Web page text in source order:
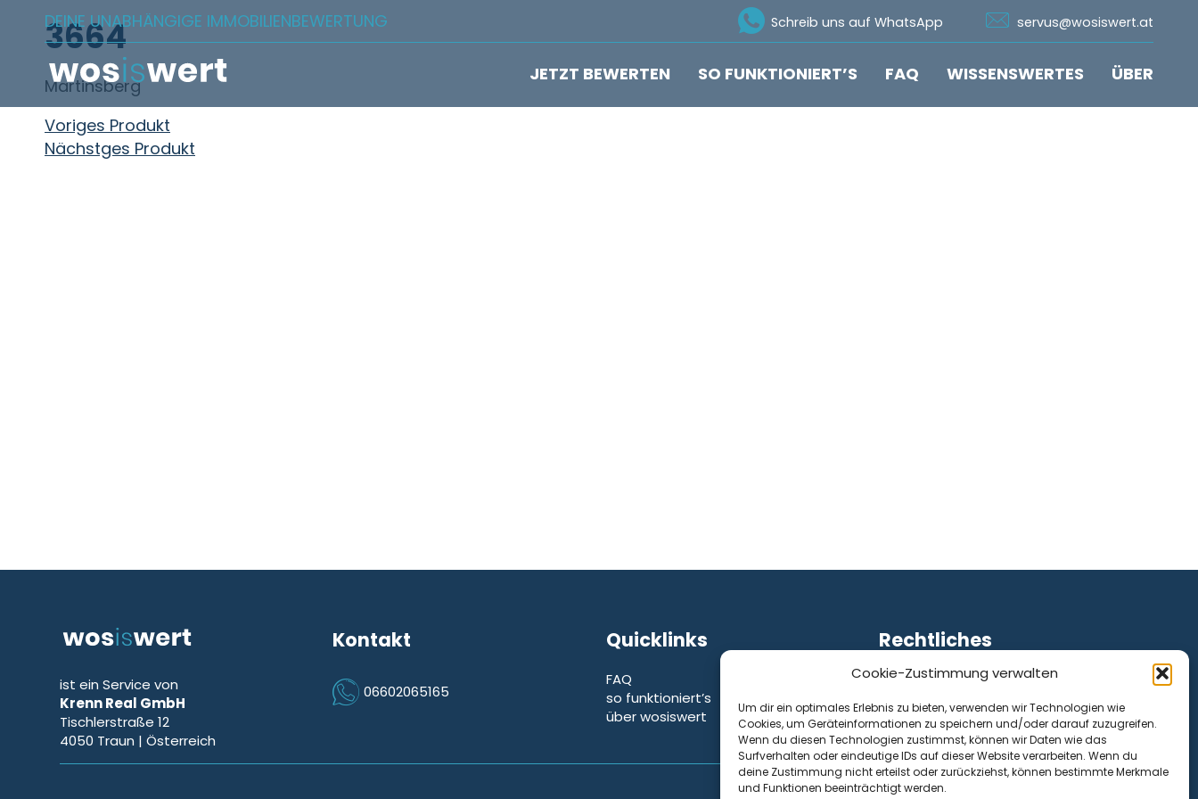
Cookie-Zustimmung verwalten
Um dir ein optimales Erlebnis zu bieten, verwenden wir Technologien wie
Cookies, um Geräteinformationen zu speichern und/oder darauf zuzugreifen.
Wenn du diesen Technologien zustimmst, können wir Daten wie das
Surfverhalten oder eindeutige IDs auf dieser Website verarbeiten. Wenn du
deine Zustimmung nicht erteilst oder zurückziehst, können bestimmte Merkmale
und Funktionen beeinträchtigt werden.
Zum Inhalt springen
DEINE UNABHÄNGIGE IMMOBILIENBEWERTUNG
Schreib uns auf WhatsApp
servus@wosiswert.at
JETZT BEWERTEN SO FUNKTIONIERT’S FAQ WISSENSWERTES ÜBER
3664
Martinsberg
Beitragsnavigation
Voriges Produkt
Nächstges Produkt
ist ein Service von
Krenn Real GmbH
Tischlerstraße 12
4050 Traun | Österreich
Kontakt
Icon Phone
06602065165
Quicklinks
FAQ
so funktioniert’s
über wosiswert
Rechtliches
Impressum
Cookie-Richtlinie (EU)